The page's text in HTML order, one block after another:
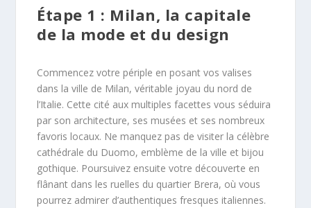
Étape 1 : Milan, la capitale
de la mode et du design
Commencez votre périple en posant vos valises
dans la ville de Milan, véritable joyau du nord de
l’Italie. Cette cité aux multiples facettes vous séduira
par son architecture, ses musées et ses nombreux
favoris locaux. Ne manquez pas de visiter la célèbre
cathédrale du Duomo, emblème de la ville et bijou
gothique. Poursuivez ensuite votre découverte en
flânant dans les ruelles du quartier Brera, où vous
pourrez admirer d’authentiques fresques italiennes.